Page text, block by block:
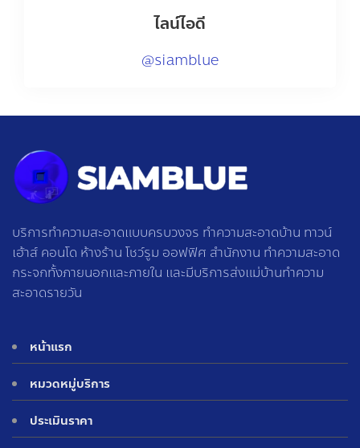
ไลน์ไอดี
@siamblue
บริการทำความสะอาดแบบครบวงจร ทำความสะอาดบ้าน ทาวน์
เฮ้าส์ คอนโด ห้างร้าน โชว์รูม ออฟฟิศ สำนักงาน ทำความสะอาด
กระจกทั้งภายนอกและภายใน และมีบริการส่งแม่บ้านทำความ
สะอาดรายวัน
หน้าแรก
หมวดหมู่บริการ
ประเมินราคา